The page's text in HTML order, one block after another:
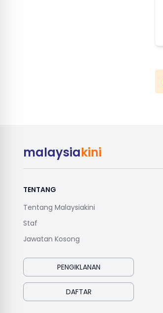
malaysiakini
TENTANG
Tentang Malaysiakini
Staf
Jawatan Kosong
PENGIKLANAN
DAFTAR